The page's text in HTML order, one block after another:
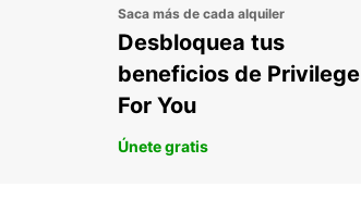
Saca más de cada alquiler
Desbloquea tus
beneficios de Privilege
For You
Únete gratis